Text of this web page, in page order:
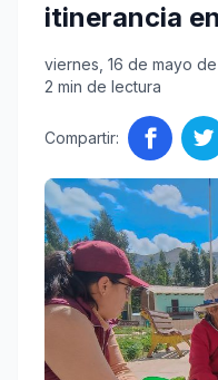
itinerancia
viernes, 16 de mayo de
2 min de lectura
Compartir: